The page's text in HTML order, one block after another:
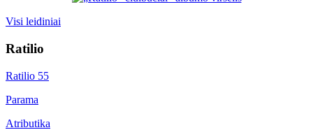
Visi leidiniai
Ratilio
Ratilio 55
Parama
Atributika